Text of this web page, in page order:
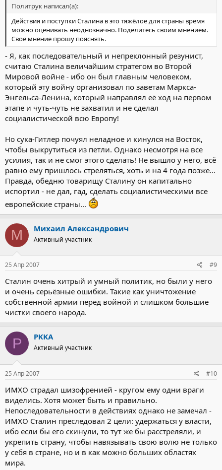
Политрук написал(а):
Действия и поступки Сталина в это тяжёлое для страны время
можно оценивать неоднозначно. Поделитесь своим мнением.
Своё мнение прошу пояснять.
- Я, как последовательный и непреклонный резунист,
считаю Сталина величайшим стратегом во Второй
Мировой войне - ибо он был главным человеком,
который эту войну организовал по заветам Маркса-
Энгельса-Ленина, который направлял её ход на первом
этапе и чуть-чуть не захватил и не сделал
социалистической всю Европу!
Но сука-Гитлер почуял неладное и кинулся на Восток,
чтобы выкрутиться из петли. Однако несмотря на все
усилия, так и не смог этого сделать! Не вышло у него, всё
равно ему пришлось стреляться, хоть и на 4 года позже...
Правда, обедню товарищу Сталину он капитально
испортил - не дал, гад, сделать социалистическими все
европейские страны...
М Михаил Александрович
Активный участник
25 Апр 2007 #9
Сталин очень хитрый и умный политик, но были у него
и очень серьёзные ошибки. Такие как уничтожение
собственной армии перед войной и слишком большие
чистки своего народа.
P PKKA
Активный участник
25 Апр 2007 #10
ИМХО страдал шизофренией - кругом ему одни враги
виделись. Хотя может быть и правильно.
Непоследовательности в действиях однако не замечал -
ИМХО Сталин преследовал 2 цели: удержаться у власти,
ибо если бы его скинули, то тут же бы расстреляли, и
укрепить страну, чтобы навязывать свою волю не только
у себя в стране, но и в как можно больших областях
мира.